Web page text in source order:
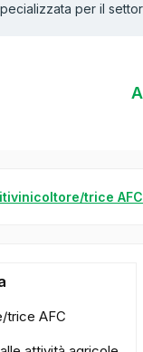
navigazione
per il
trice AFC
trice AFC